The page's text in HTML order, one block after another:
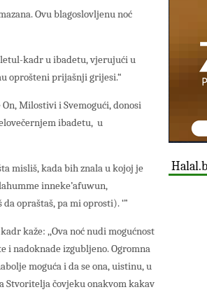
Ovu blagoslovljenu noć
kadr u ibadetu, vjerujući u
oprošteni prijašnji grijesi.“
Milostivi i Svemogući, donosi
ibadetu, u
misliš, kada bih znala u kojoj je
inneke’afuwun,
opraštaš, pa mi oprosti). ‘”
kaže: ,,Ova noć nudi mogućnost
i nadoknade izgubljeno. Ogromna
moguća i da se ona, uistinu, u
Stvoritelja čovjeku onakvom kakav